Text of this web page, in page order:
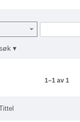
▾
1–1 av 1